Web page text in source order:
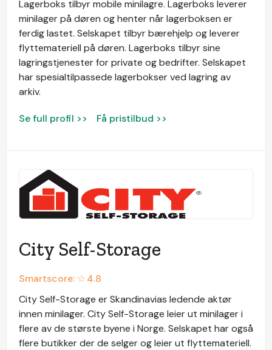
Lagerboks tilbyr mobile minilagre. Lagerboks leverer
minilager på døren og henter når lagerboksen er
ferdig lastet. Selskapet tilbyr bærehjelp og leverer
flyttemateriell på døren. Lagerboks tilbyr sine
lagringstjenester for private og bedrifter. Selskapet
har spesialtilpassede lagerbokser ved lagring av
arkiv.
Se full profil >> Få pristilbud >>
City Self-Storage
Smartscore: ☆4.8
City Self-Storage er Skandinavias ledende aktør
innen minilager. City Self-Storage leier ut minilager i
flere av de største byene i Norge. Selskapet har også
flere butikker der de selger og leier ut flyttemateriell.